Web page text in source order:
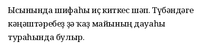
Ысынында шифаһы иҫ киткес шәп. Түбәндәге
кәңәштәребеҙ ҙә ҡаҙ майының дауаһы
тураһында булыр.